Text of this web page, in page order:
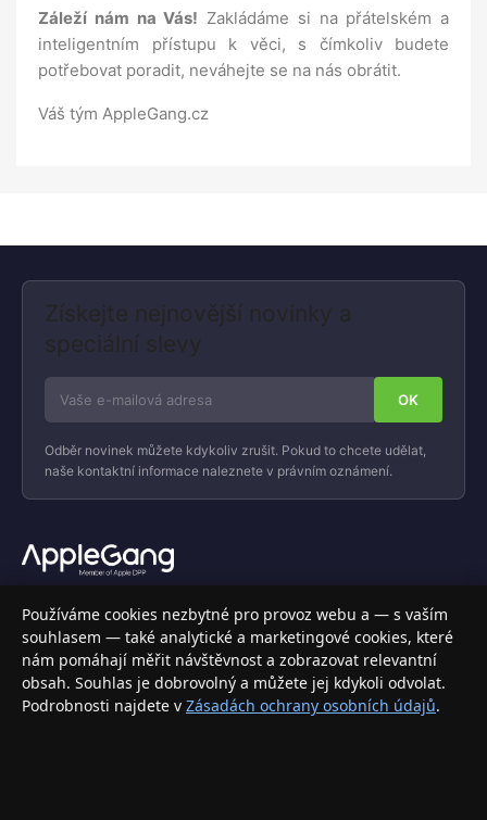
Záleží nám na Vás! Zakládáme si na přátelském a
inteligentním přístupu k věci, s čímkoliv budete
potřebovat poradit, neváhejte se na nás obrátit.
Váš tým AppleGang.cz
Získejte nejnovější novinky a
speciální slevy
Odběr novinek můžete kdykoliv zrušit. Pokud to chcete udělat,
naše kontaktní informace naleznete v právním oznámení.
Váš specializovaný obchod s Apple produkty, příslušenstvím a
elektronikou. Nakupujte bezpečně a s jistotou.
INFORMACE
Doprava a doručení
Používáme cookies nezbytné pro provoz webu a — s vaším
souhlasem — také analytické a marketingové cookies, které
nám pomáhají měřit návštěvnost a zobrazovat relevantní
obsah. Souhlas je dobrovolný a můžete jej kdykoli odvolat.
Podrobnosti najdete v Zásadách ochrany osobních údajů.